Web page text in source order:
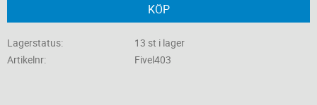
KÖP
Lagerstatus
13 st i lager
Artikelnr
Fivel403